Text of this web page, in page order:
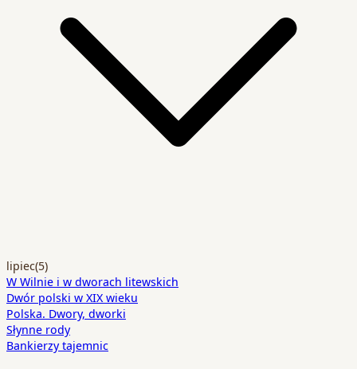
lipiec(5)
W Wilnie i w dworach litewskich
Dwór polski w XIX wieku
Polska. Dwory, dworki
Słynne rody
Bankierzy tajemnic